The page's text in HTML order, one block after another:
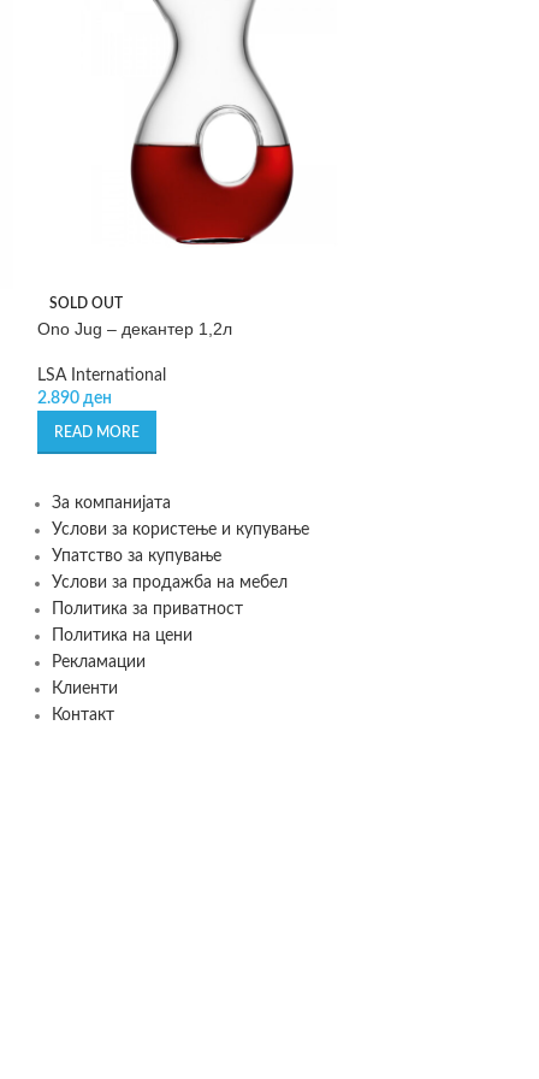
SOLD OUT
Ono Jug – декантер 1,2л
LSA International
2.890 ден
READ MORE
За компанијата
Услови за користење и купување
Упатство за купување
Услови за продажба на мебел
Политика за приватност
Политика на цени
Рекламации
Клиенти
Контакт